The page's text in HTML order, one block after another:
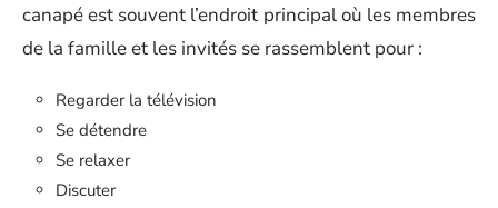
canapé est souvent l’endroit principal où les membres
de la famille et les invités se rassemblent pour :
Regarder la télévision
Se détendre
Se relaxer
Discuter